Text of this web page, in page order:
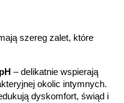
szereg zalet, które
– delikatnie wspierają
okolic intymnych.
dyskomfort, świąd i